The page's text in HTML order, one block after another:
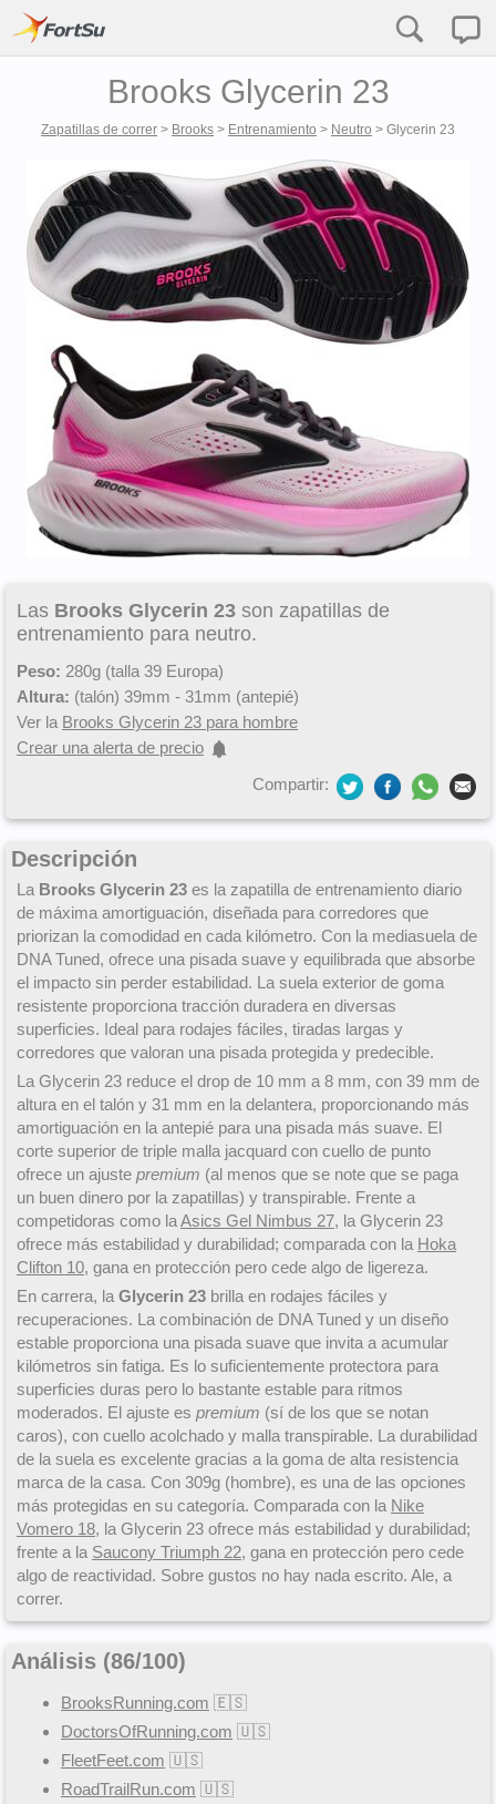
Brooks Glycerin 23
Zapatillas de correr > Brooks > Entrenamiento > Neutro > Glycerin 23
Las Brooks Glycerin 23 son zapatillas de
entrenamiento para neutro.
Peso: 280g (talla 39 Europa)
Altura: (talón) 39mm - 31mm (antepié)
Ver la Brooks Glycerin 23 para hombre
Crear una alerta de precio
Compartir:
Descripción
La Brooks Glycerin 23 es la zapatilla de entrenamiento diario
de máxima amortiguación, diseñada para corredores que
priorizan la comodidad en cada kilómetro. Con la mediasuela de
DNA Tuned, ofrece una pisada suave y equilibrada que absorbe
el impacto sin perder estabilidad. La suela exterior de goma
resistente proporciona tracción duradera en diversas
superficies. Ideal para rodajes fáciles, tiradas largas y
corredores que valoran una pisada protegida y predecible.
La Glycerin 23 reduce el drop de 10 mm a 8 mm, con 39 mm de
altura en el talón y 31 mm en la delantera, proporcionando más
amortiguación en la antepié para una pisada más suave. El
corte superior de triple malla jacquard con cuello de punto
ofrece un ajuste premium (al menos que se note que se paga
un buen dinero por la zapatillas) y transpirable. Frente a
competidoras como laAsics Gel Nimbus 27, la Glycerin 23
ofrece más estabilidad y durabilidad; comparada con la Hoka
Clifton 10, gana en protección pero cede algo de ligereza.
En carrera, la Glycerin 23 brilla en rodajes fáciles y
recuperaciones. La combinación de DNA Tuned y un diseño
estable proporciona una pisada suave que invita a acumular
kilómetros sin fatiga. Es lo suficientemente protectora para
superficies duras pero lo bastante estable para ritmos
moderados. El ajuste es premium (sí de los que se notan
caros), con cuello acolchado y malla transpirable. La durabilidad
de la suela es excelente gracias a la goma de alta resistencia
marca de la casa. Con 309g (hombre), es una de las opciones
más protegidas en su categoría. Comparada con la Nike
Vomero 18, la Glycerin 23 ofrece más estabilidad y durabilidad;
frente a la Saucony Triumph 22, gana en protección pero cede
algo de reactividad. Sobre gustos no hay nada escrito. Ale, a
correr.
Análisis (86/100)
BrooksRunning.com 🇪🇸
DoctorsOfRunning.com 🇺🇸
FleetFeet.com 🇺🇸
RoadTrailRun.com 🇺🇸